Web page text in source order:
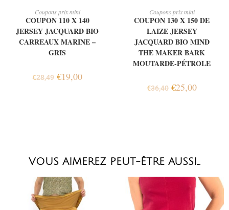
Coupons prix mini
COUPON 110 X 140
JERSEY JACQUARD BIO
CARREAUX MARINE –
GRIS
€28,49 €19,00
Coupons prix mini
COUPON 130 X 150 DE
LAIZE JERSEY
JACQUARD BIO MIND
THE MAKER BARK
MOUTARDE-PÉTROLE
€36,40 €25,00
VOUS AIMEREZ PEUT-ÊTRE AUSSI…